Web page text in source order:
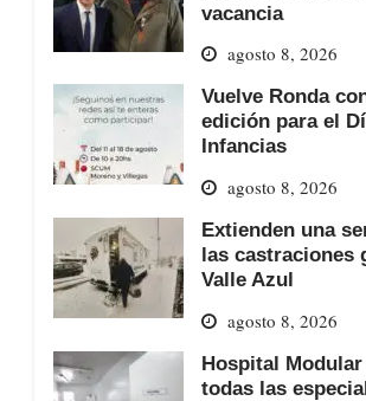
vacancia
agosto 8, 2026
Vuelve Ronda
edición para el
Infancias
agosto 8, 2026
Extienden una
las castraciones
Valle Azul
agosto 8, 2026
Hospital
todas las